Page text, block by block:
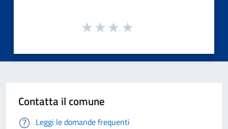
Contatta il comune
Leggi le domande frequenti